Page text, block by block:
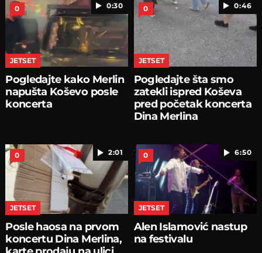
0:30
0
JETSET
Pogledajte kako Merlin
napušta Koševo posle
koncerta
0:46
0
JETSET
Pogledajte šta smo
zatekli ispred Koševa
pred početak koncerta
Dina Merlina
2:01
0
JETSET
Posle haosa na prvom
koncertu Dina Merlina,
6:50
0
JETSET
Alen Islamović nastup
na festivalu